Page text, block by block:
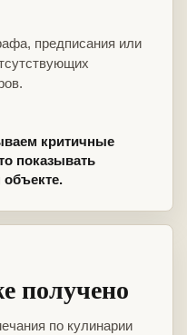
предписания или
критичные
показывать
объекте.
получено
по кулинарии